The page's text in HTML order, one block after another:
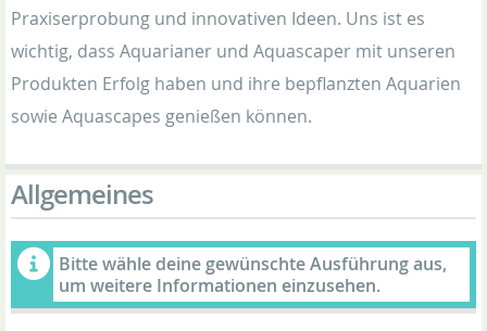
Praxiserprobung und innovativen Ideen. Uns ist es
wichtig, dass Aquarianer und Aquascaper mit unseren
Produkten Erfolg haben und ihre bepflanzten Aquarien
sowie Aquascapes genießen können.
Allgemeines
Bitte wähle deine gewünschte Ausführung aus,
um weitere Informationen einzusehen.